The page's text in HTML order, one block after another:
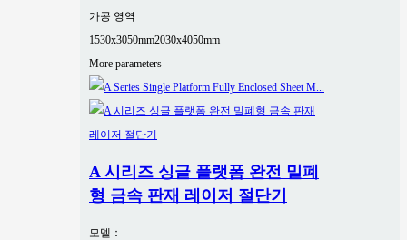
가공 영역
1530x3050mm2030x4050mm
More parameters
A 시리즈 싱글 플랫폼 완전 밀폐
형 금속 판재 레이저 절단기
모델：